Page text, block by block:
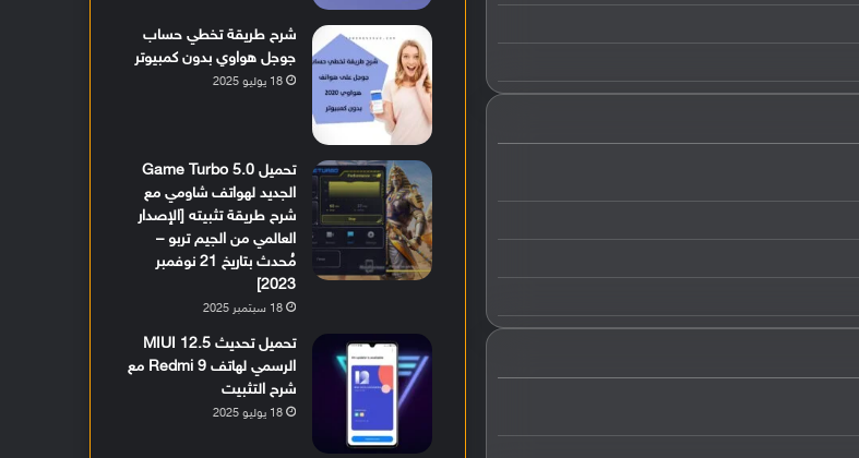
شرح طريقة تخطي حساب
جوجل هواوي بدون كمبيوتر
18 يوليو 2025
تحميل Game Turbo 5.0
الجديد لهواتف شاومي مع
شرح طريقة تثبيته [الإصدار
العالمي من الجيم تربو –
مُحدث بتاريخ 21 نوفمبر
2023]
18 سبتمبر 2025
تحميل تحديث MIUI 12.5
الرسمي لهاتف Redmi 9 مع
شرح التثبيت
18 يوليو 2025